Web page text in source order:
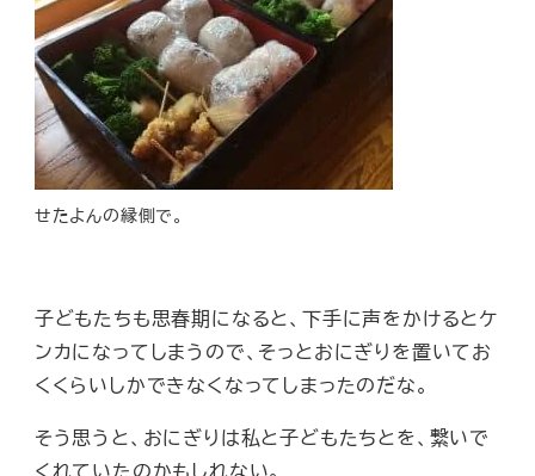
せたよんの縁側で。
子どもたちも思春期になると、下手に声をかけるとケ
ンカになってしまうので、そっとおにぎりを置いてお
くくらいしかできなくなってしまったのだな。
そう思うと、おにぎりは私と子どもたちとを、繋いで